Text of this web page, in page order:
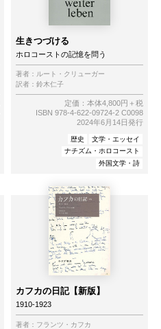
生きつづける
ホロコーストの記憶を問う
著者： ルート・クリューガー
訳者： 鈴木仁子
定価：本体4,800円＋税
ISBN 978-4-622-09724-2 C0098
2024年6月14日発行
歴史
文学・エッセイ
ナチズム・ホロコースト
外国文学・詩
カフカの日記【新版】
1910-1923
著者： フランツ・カフカ